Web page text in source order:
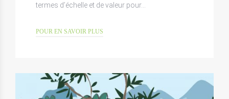
termes d’échelle et de valeur pour…
POUR EN SAVOIR PLUS